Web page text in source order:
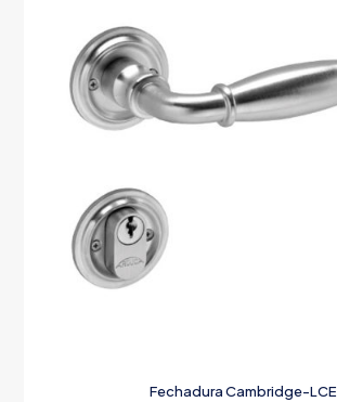
Fechadura Cambridge-LCE